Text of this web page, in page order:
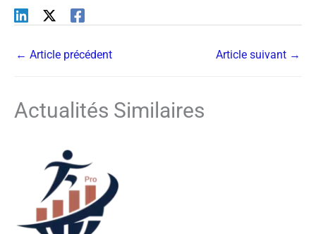
← Article précédent Article suivant →
Actualités Similaires